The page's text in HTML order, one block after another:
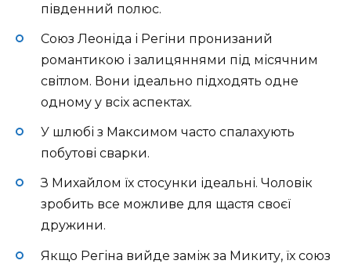
південний полюс.
Союз Леоніда і Регіни пронизаний
романтикою і залицяннями під місячним
світлом. Вони ідеально підходять одне
одному у всіх аспектах.
У шлюбі з Максимом часто спалахують
побутові сварки.
З Михайлом їх стосунки ідеальні. Чоловік
зробить все можливе для щастя своєї
дружини.
Якщо Регіна вийде заміж за Микиту, їх союз